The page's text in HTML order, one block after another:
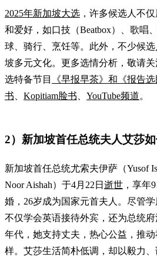
2025年新加坡大选 ，许多候选人不
和爱好，如口技（Beatbox）、歌唱
球、骑行、烹饪等。此外，不少候
坡多元文化。更多选情分析，敬请
选特备节目
《早报早茶》和《报告选
书
Kopitiam脸书 YouTube频道。
2）新加坡首任总统夫人艾莎
新加坡首任总统尤索夫伊萨（Yusof
Noor Aishah）于4月22日 逝世 ，享年
婚，26岁成为国家元首夫人。尽管
不仅学会英语接待外宾，还为总统
年代，她支持丈夫，热心公益，推
样。艾莎生活简朴低调，却以毅力